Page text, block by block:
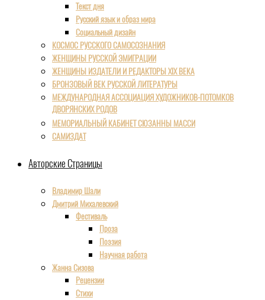
Текст дня
Русский язык и образ мира
Социальный дизайн
КОСМОС РУССКОГО САМОСОЗНАНИЯ
ЖЕНЩИНЫ РУССКОЙ ЭМИГРАЦИИ
ЖЕНЩИНЫ ИЗДАТЕЛИ И РЕДАКТОРЫ XIX ВЕКА
БРОНЗОВЫЙ ВЕК РУССКОЙ ЛИТЕРАТУРЫ
МЕЖДУНАРОДНАЯ АССОЦИАЦИЯ ХУДОЖНИКОВ-ПОТОМКОВ
ДВОРЯНСКИХ РОДОВ
МЕМОРИАЛЬНЫЙ КАБИНЕТ СЮЗАННЫ МАССИ
САМИЗДАТ
Авторские Страницы
Владимир Шали
Дмитрий Михалевский
Фестиваль
Проза
Поэзия
Научная работа
Жанна Сизова
Рецензии
Стихи